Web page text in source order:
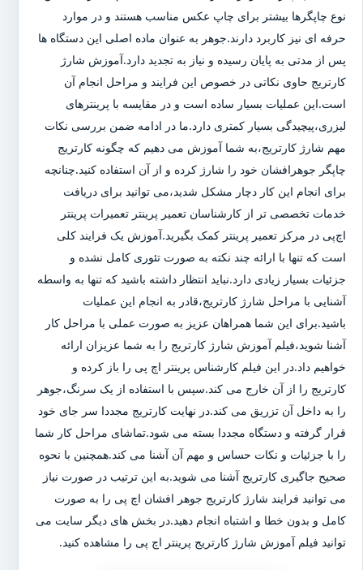
نوع چاپگرها بیشتر برای چاپ عکس مناسب هستند و در موارد
حرفه ای نیز کاربرد دارند.جوهر به عنوان ماده اصلی این دستگاه ها
پس از مدتی به پایان رسیده و نیاز به تجدید دارد.آموزش شارژ
کارتریج حاوی نکاتی در خصوص این فرایند و مراحل انجام آن
است.این عملیات بسیار ساده است و در مقایسه با پرینترهای
لیزری،پیچیدگی بسیار کمتری دارد.ما در ادامه ضمن بررسی نکات
مهم شارژ کارتریج،به شما آموزش می دهیم که چگونه کارتریج
چاپگر جوهرافشان خود را شارژ کرده و از آن استفاده کنید.چنانچه
برای انجام این کار دچار مشکل شدید،می توانید برای دریافت
خدمات تخصصی تر از کارشناسان تعمیر پرینتر تعمیرات پرینتر
اچ‌پی در مرکز تعمیر پرینتر کمک بگیرید.آموزش یک فرایند کلی
است که تنها با ارائه چند نکته به صورت تئوری کامل نشده و
جزئیات بسیار زیادی دارد.نباید انتظار داشته باشید که تنها به واسطه
آشنایی با مراحل شارژ کارتریج،قادر به انجام این عملیات
باشید.برای این شما همراهان عزیز به صورت عملی با مراحل کار
آشنا شوید،فیلم آموزش شارژ کارتریج را به شما عزیزان ارائه
خواهیم داد.در این فیلم کارشناس پرینتر اچ پی را باز کرده و
کارتریج را از آن خارج می کند.سپس با استفاده از یک سرنگ،جوهر
را به داخل آن تزریق می کند.در نهایت کارتریج مجددا سر جای خود
قرار گرفته و دستگاه مجددا بسته می شود.تماشای مراحل کار شما
را با جزئیات و نکات حساس و مهم آن آشنا می کند.همچنین با نحوه
صحیح جاگیری کارتریج آشنا می شوید.به این ترتیب در صورت نیاز
می توانید فرایند شارژ کارتریج جوهر افشان اچ پی را به صورت
کامل و بدون خطا و اشتباه انجام دهید.در بخش های دیگر سایت می
توانید فیلم آموزش شارژ کارتریج پرینتر اچ پی را مشاهده کنید.